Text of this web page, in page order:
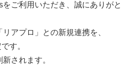
ご利用いただき、誠にありがと
アプロ」との新規連携を、
す。
されます。